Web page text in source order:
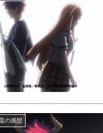
の感想